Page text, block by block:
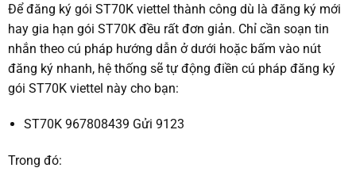
Để đăng ký gói ST70K viettel thành công dù là đăng ký mới
hay gia hạn gói ST70K đều rất đơn giản. Chỉ cần soạn tin
nhắn theo cú pháp hướng dẫn ở dưới hoặc bấm vào nút
đăng ký nhanh, hệ thống sẽ tự động điền cú pháp đăng ký
gói ST70K viettel này cho bạn:
ST70K 967808439 Gửi 9123
Trong đó: